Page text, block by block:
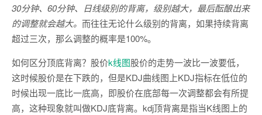
30分钟、60分钟、日线级别的背离，级别越大，最后酝酿出来
的调整就会越大。 而往往无论什么级别的背离，如果持续背离
超过三次，那么调整的概率是100%。
如何区分顶底背离？股价k线图股价的走势一波比一波要低，
这时候股价是在下跌的，但是KDJ曲线图上KDJ指标在低位的
时候出现一底比一底高，即股价在底部每一次调整都会有所提
高，这种现象就叫做KDJ底背离。kdj顶背离是指当K线图上的